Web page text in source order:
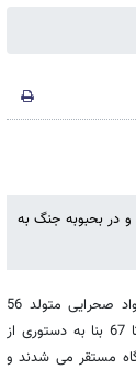
نظامی و در بحبوبه جنگ به
به گزارش خبرآنلاین، کتاب «به رنگ کودکی» نوشته حسن و حسین شیردل درباره خاطرات جواد صحرایی متولد 56
است. جواد صحرایی به دلیل اینکه پدرش فرمانده گردان امام محمدباقر بود در سال های 65 تا 67 بنا به دستوری از
پایگاه مستقر می شدند و